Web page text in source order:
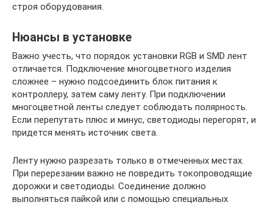
строя оборудования.
Нюансы в установке
Важно учесть, что порядок установки RGB и SMD лент
отличается. Подключение многоцветного изделия
сложнее – нужно подсоединить блок питания к
контроллеру, затем саму ленту. При подключении
многоцветной ленты следует соблюдать полярность.
Если перепутать плюс и минус, светодиоды перегорят, и
придется менять источник света.
Ленту нужно разрезать только в отмеченных местах.
При перерезании важно не повредить токопроводящие
дорожки и светодиоды. Соединение должно
выполняться пайкой или с помощью специальных